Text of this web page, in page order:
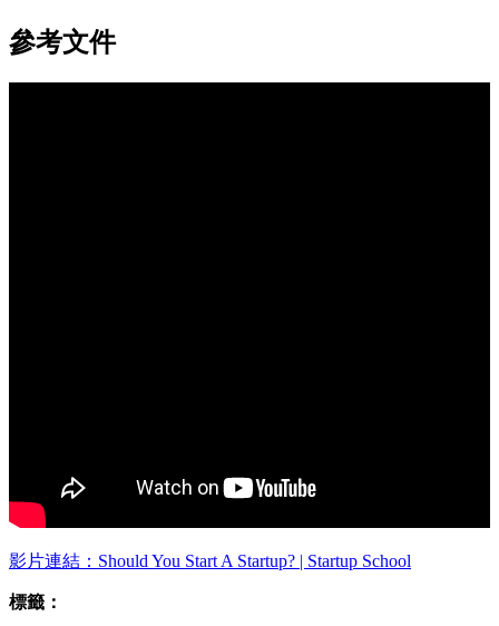
參考文件
影片連結：Should You Start A Startup? | Startup School
標籤：